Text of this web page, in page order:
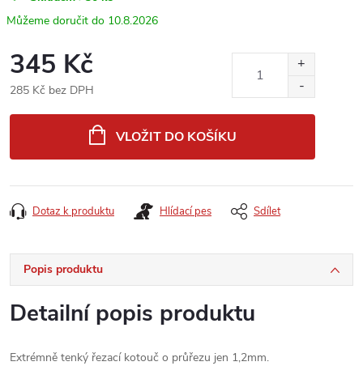
10.8.2026
345 Kč
285 Kč bez DPH
VLOŽIT DO KOŠÍKU
Dotaz k produktu Hlídací pes Sdílet
Popis produktu
Detailní popis produktu
Extrémně tenký řezací kotouč o průřezu jen 1,2mm.